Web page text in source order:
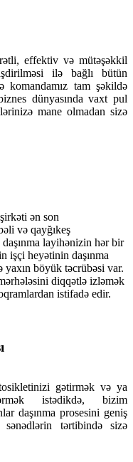
effektiv və mütəşəkkil
ilə bağlı bütün
komandamız tam şəkildə
dünyasında vaxt pul
mane olmadan sizə
şirkəti ən son
və qayğıkeş
layihənizin hər bir
işçi heyətinin daşınma
yaxın böyük təcrübəsi var.
diqqətlə izləmək
istifadə edir.
gətirmək və ya
istədikdə, bizim
daşınma prosesini geniş
tərtibində sizə